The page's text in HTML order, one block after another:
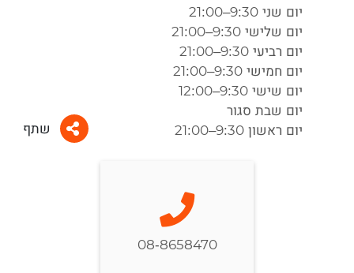
יום שני 9:30–21:00
יום שלישי 9:30–21:00
יום רביעי 9:30–21:00
יום חמישי 9:30–21:00
יום שישי 9:30–12:00
יום שבת סגור
יום ראשון 9:30–21:00
שתף
08-8658470